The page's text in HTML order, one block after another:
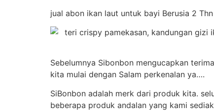
jual abon ikan laut untuk bayi Berusia 2
Sebelumnya Sibonbon mengucapkan
kita mulai dengan Salam perkenalan ya….
SiBonbon adalah merk dari produk kita.
beberapa produk andalan yang kami